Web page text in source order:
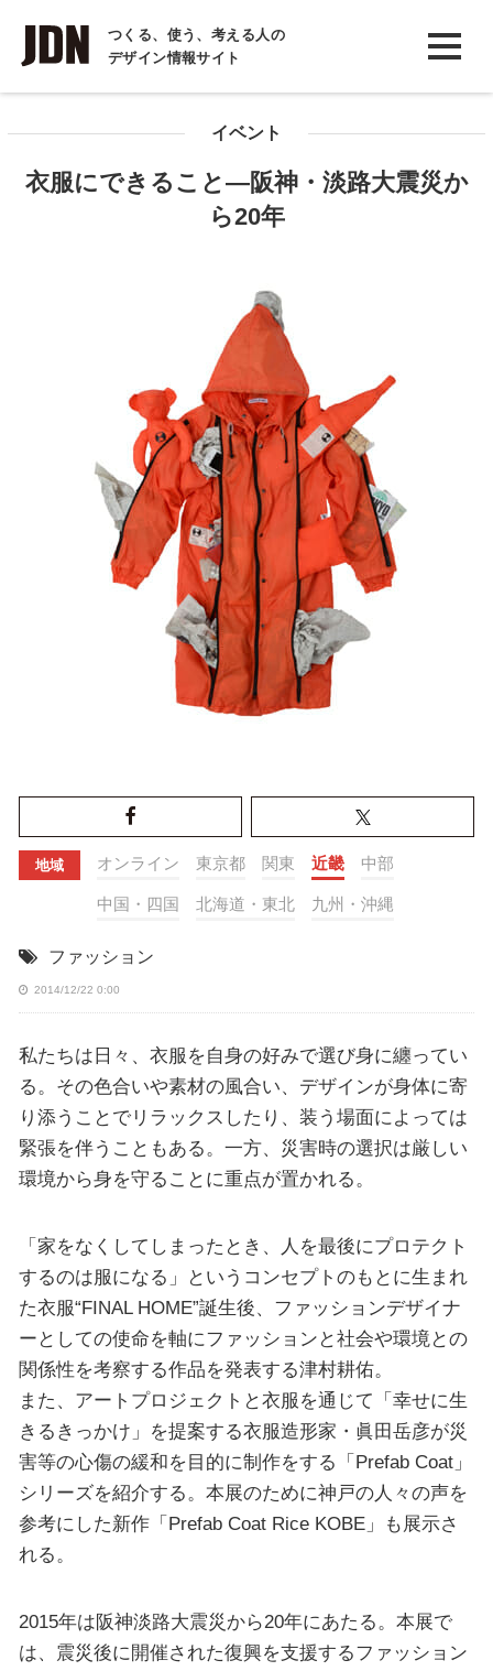
つくる、使う、考える人の
デザイン情報サイト
INTERVIEW
インタビュー
イベント
衣服にできること―阪神・淡路大震災か
ら20年
地域 オンライン 東京都 関東 近畿 中部
中国・四国 北海道・東北 九州・沖縄
ファッション
2014/12/22 0:00
私たちは日々、衣服を自身の好みで選び身に纏ってい
る。その色合いや素材の風合い、デザインが身体に寄
り添うことでリラックスしたり、装う場面によっては
緊張を伴うこともある。一方、災害時の選択は厳しい
環境から身を守ることに重点が置かれる。
「家をなくしてしまったとき、人を最後にプロテクト
するのは服になる」というコンセプトのもとに生まれ
た衣服“FINAL HOME”誕生後、ファッションデザイナ
ーとしての使命を軸にファッションと社会や環境との
関係性を考察する作品を発表する津村耕佑。
また、アートプロジェクトと衣服を通じて「幸せに生
きるきっかけ」を提案する衣服造形家・眞田岳彦が災
害等の心傷の緩和を目的に制作をする「Prefab Coat」
シリーズを紹介する。本展のために神戸の人々の声を
参考にした新作「Prefab Coat Rice KOBE」も展示さ
れる。
2015年は阪神淡路大震災から20年にあたる。本展で
は、震災後に開催された復興を支援するファッション